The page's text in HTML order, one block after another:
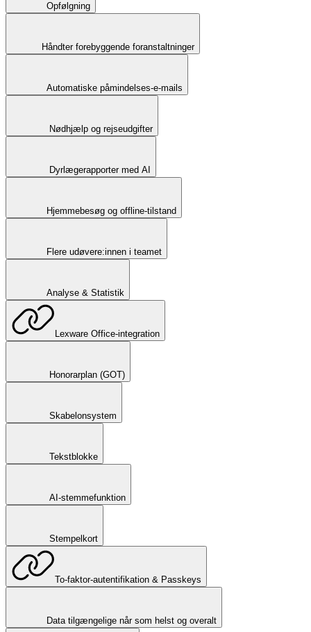
Opfølgning
Håndter forebyggende foranstaltninger
Automatiske påmindelses-e-mails
Nødhjælp og rejseudgifter
Dyrlægerapporter med AI
Hjemmebesøg og offline-tilstand
Flere udøvere:innen i teamet
Analyse & Statistik
Lexware Office-integration
Honorarplan (GOT)
Skabelonsystem
Tekstblokke
AI-stemmefunktion
Stempelkort
To-faktor-autentifikation & Passkeys
Data tilgængelige når som helst og overalt